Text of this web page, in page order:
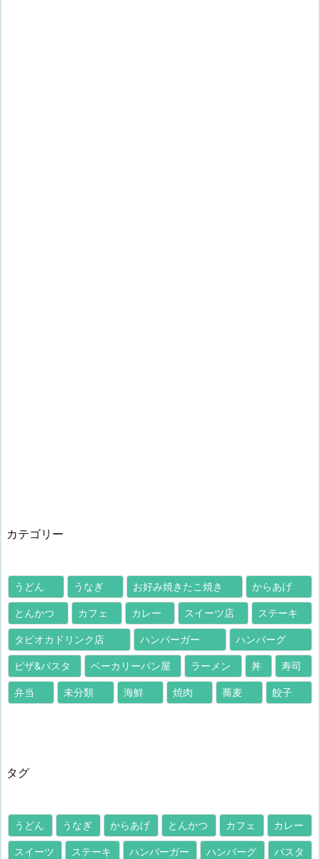
カテゴリー
うどん うなぎ お好み焼きたこ焼き からあげ
とんかつ カフェ カレー スイーツ店 ステーキ
タピオカドリンク店 ハンバーガー ハンバーグ
ピザ&パスタ ベーカリーパン屋 ラーメン 丼 寿司
弁当 未分類 海鮮 焼肉 蕎麦 餃子
タグ
うどん うなぎ からあげ とんかつ カフェ カレー
スイーツ ステーキ ハンバーガー ハンバーグ パスタ